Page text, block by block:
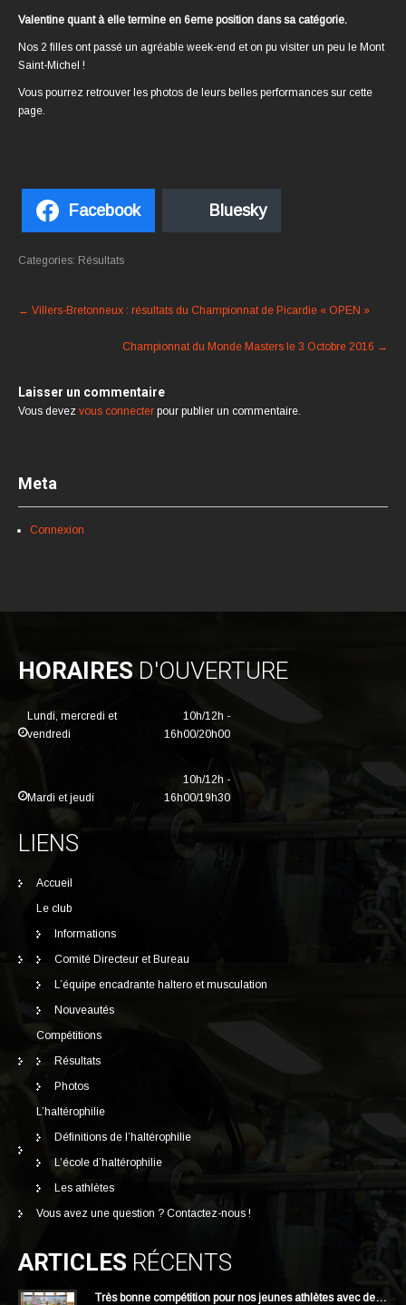
Valentine quant à elle termine en 6eme position dans sa catégorie.
Nos 2 filles ont passé un agréable week-end et on pu visiter un peu le Mont
Saint-Michel !
Vous pourrez retrouver les photos de leurs belles performances sur cette
page.
Facebook Bluesky
Categories: Résultats
← Villers-Bretonneux : résultats du Championnat de Picardie « OPEN »
Championnat du Monde Masters le 3 Octobre 2016 →
Laisser un commentaire
Vous devez vous connecter pour publier un commentaire.
Meta
Connexion
HORAIRES D'OUVERTURE
Lundi, mercredi et
vendredi
10h/12h -
16h00/20h00
Mardi et jeudi
10h/12h -
16h00/19h30
LIENS
Accueil
Le club
Informations
Comité Directeur et Bureau
L’équipe encadrante haltero et musculation
Nouveautés
Compétitions
Résultats
Photos
L’haltérophilie
Définitions de l’haltérophilie
L’école d’haltérophilie
Les athlètes
Vous avez une question ? Contactez-nous !
ARTICLES RÉCENTS
Très bonne compétition pour nos jeunes athlètes avec de…